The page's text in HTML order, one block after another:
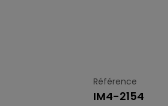
Référence
IM4-2154